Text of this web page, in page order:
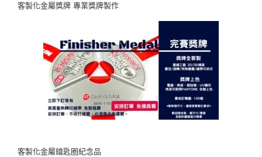
客製化金屬獎牌 專業獎牌製作
客製化金屬鑰匙圈紀念品